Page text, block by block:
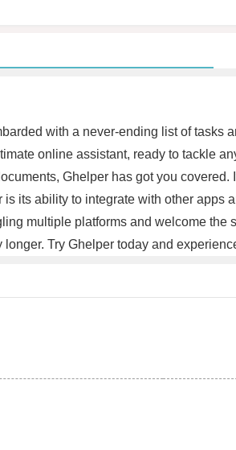
with a never-ending list of
online assistant, ready to tackle
Ghelper has got you
its ability to integrate with other
multiple platforms and welcome
Try Ghelper today and